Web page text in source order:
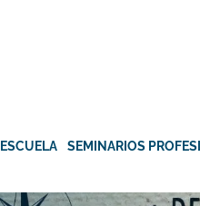
ESCUELA SEMINARIOS